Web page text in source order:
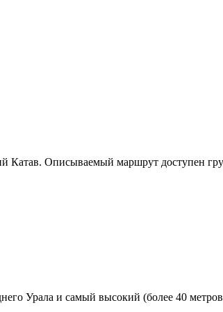
Катав. Описываемый маршрут доступен
Урала и самый высокий (более 40